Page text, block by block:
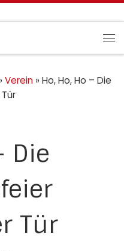
Verein » Ho, Ho, Ho – Die
Die
Tür